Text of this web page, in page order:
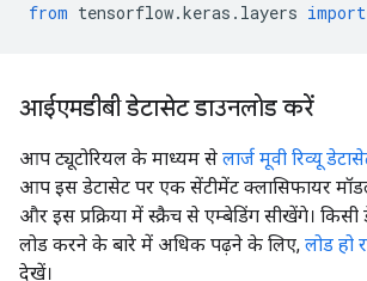
from tensorflow.keras . layers import
आईएमडीबी डेटासेट डाउनलोड करें
आप ट्यूटोरियल के माध्यम से लार्ज मूवी रिव्यू
आप इस डेटासेट पर एक सेंटीमेंट क्लासिफायर
और इस प्रक्रिया में स्क्रैच से एम्बेडिंग सीखेंगे।
लोड करने के बारे में अधिक पढ़ने के लिए, लोड हो
देखें।